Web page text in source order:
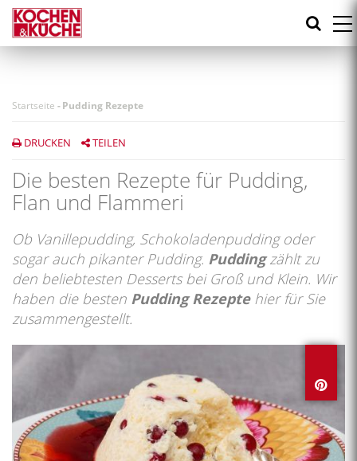
Direkt
zum
Inhalt
Startseite -Pudding Rezepte
DRUCKEN TEILEN
Die besten Rezepte für Pudding,
Flan und Flammeri
Ob Vanillepudding, Schokoladenpudding oder
sogar auch pikanter Pudding. Puddingzählt zu
den beliebtesten Desserts bei Groß und Klein. Wir
haben die besten Pudding Rezeptehier für Sie
zusammengestellt.